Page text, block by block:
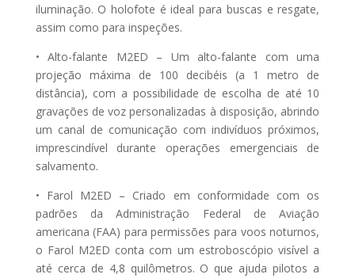
iluminação. O holofote é ideal para buscas e resgate,
assim como para inspeções.
• Alto-falante M2ED – Um alto-falante com uma
projeção máxima de 100 decibéis (a 1 metro de
distância), com a possibilidade de escolha de até 10
gravações de voz personalizadas à disposição, abrindo
um canal de comunicação com indivíduos próximos,
imprescindível durante operações emergenciais de
salvamento.
• Farol M2ED – Criado em conformidade com os
padrões da Administração Federal de Aviação
americana (FAA) para permissões para voos noturnos,
o Farol M2ED conta com um estroboscópio visível a
até cerca de 4,8 quilômetros. O que ajuda pilotos a